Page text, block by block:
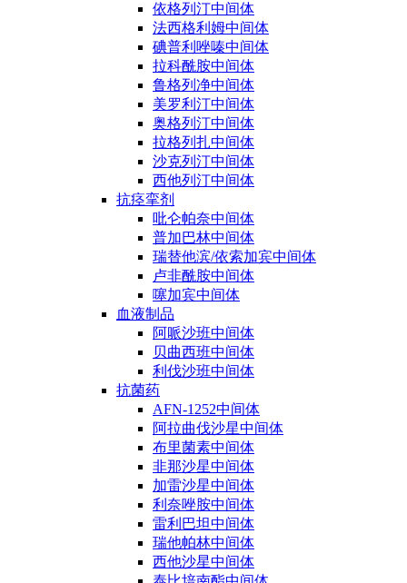
依格列汀中间体
法西格利姆中间体
碘普利唑嗪中间体
拉科酰胺中间体
鲁格列净中间体
美罗利汀中间体
奥格列汀中间体
拉格列扎中间体
沙克列汀中间体
西他列汀中间体
抗痉挛剂
吡仑帕奈中间体
普加巴林中间体
瑞替他滨/依索加宾中间体
卢非酰胺中间体
噻加宾中间体
血液制品
阿哌沙班中间体
贝曲西班中间体
利伐沙班中间体
抗菌药
AFN-1252中间体
阿拉曲伐沙星中间体
布里菌素中间体
非那沙星中间体
加雷沙星中间体
利奈唑胺中间体
雷利巴坦中间体
瑞他帕林中间体
西他沙星中间体